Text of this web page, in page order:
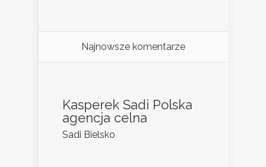
Najnowsze komentarze
Kasperek Sadi Polska
agencja celna
Sadi Bielsko